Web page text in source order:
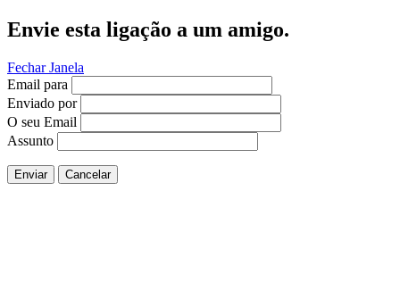
Envie esta ligação a um amigo.
Fechar Janela
Email para
Enviado por
O seu Email
Assunto
Enviar Cancelar